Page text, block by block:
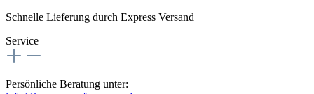
Schnelle Lieferung durch Express Versand
Service
Persönliche Beratung unter: